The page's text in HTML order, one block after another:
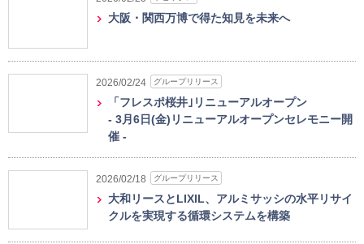
大阪・関西万博で得た知見を未来へ
2026/02/24 グループリリース
「フレスポ桜井｣リニューアルオープン
- 3月6日(金)リニューアルオープンセレモニー開
催 -
2026/02/18 グループリリース
大和リースとLIXIL、アルミサッシの水平リサイ
クルを実現する循環システムを構築